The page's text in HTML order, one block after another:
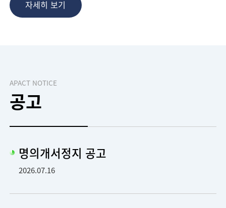
자세히 보기
APACT NOTICE
공고
명의개서정지 공고
2026.07.16